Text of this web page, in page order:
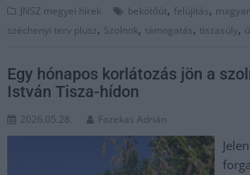
JNSZ megyei hírek bekötőút, felújítás,
széchenyi terv plusz, Szolnok, támogatás, tiszasüly,
Egy hónapos korlátozás jön a
István Tisza-hídon
2026.05.28. Fazekas Adrián